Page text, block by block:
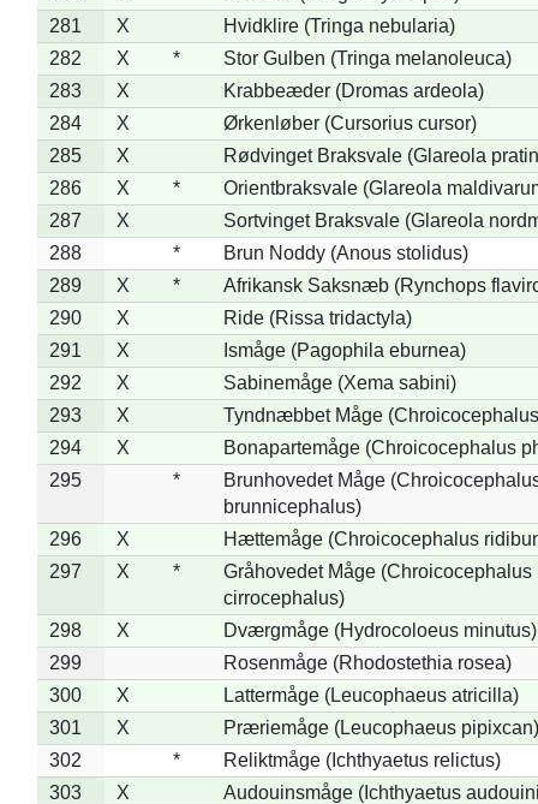
281
X
Hvidklire (Tringa nebularia)
282
X *
Stor Gulben (Tringa melanoleuca)
283
X
Krabbeæder (Dromas ardeola)
284
X
Ørkenløber (Cursorius cursor)
285
X
Rødvinget Braksvale (Glareola
286
X *
Orientbraksvale (Glareola
287
X
Sortvinget Braksvale (Glareola
288
*
Brun Noddy (Anous stolidus)
289
X *
Afrikansk Saksnæb (Rynchops
290
X
Ride (Rissa tridactyla)
291
X
Ismåge (Pagophila eburnea)
292
X
Sabinemåge (Xema sabini)
293
X
Tyndnæbbet Måge
294
X
Bonapartemåge (Chroicocephalus
295
*
Brunhovedet Måge
brunnicephalus)
296
X
Hættemåge (Chroicocephalus
297
X *
Gråhovedet Måge (Chroicocephalus
cirrocephalus)
298
X
Dværgmåge (Hydrocoloeus minutus)
299
Rosenmåge (Rhodostethia rosea)
300
X
Lattermåge (Leucophaeus atricilla)
301
X
Præriemåge (Leucophaeus pipixcan)
302
*
Reliktmåge (Ichthyaetus relictus)
303
X
Audouinsmåge (Ichthyaetus